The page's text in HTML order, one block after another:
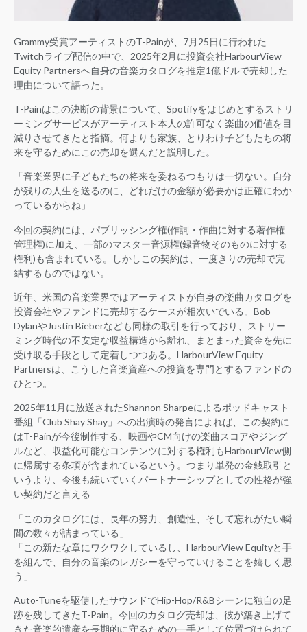
Grammy受賞アーティストのT-Painが、7月25日に行われた
Twitchライブ配信の中で、2025年2月に投資会社HarbourView
Equity Partnersへ自身の音楽カタログを推定1億ドルで売却した
理由について語った。
T-Painはこの決断の背景について、Spotifyをはじめとするストリ
ーミングサービスがアーティスト本人の許可なく楽曲の価値を目
減りさせてきたと指摘。何よりも家族、とりわけ子どもたちの将
来を守るためにこの売却を選んだと説明した。
「音楽業界に子どもたちの将来を委ねるつもりは一切ない。自分
が残りの人生を送るのに、どれだけの金額が必要かは正確にわか
っているからね」
今回の契約には、パブリッシング権(作詞・作曲に対する著作権
管理権)に加え、一部のマスター音源権(録音物そのものに対する
権利)も含まれている。しかしこの契約は、一度きりの売却で完
結するものではない。
近年、米国の音楽業界ではアーティストが自身の楽曲カタログを
投資会社やファンドに売却するケースが相次いでいる。Bob
DylanやJustin Bieberなども同様の取引を行っており、ストリー
ミング時代の不安定な収益構造から離れ、まとまった資金を先に
受け取る手段として定着しつつある。HarbourView Equity
Partnersは、こうした音楽資産への投資を専門とするファンドの
ひとつ。
2025年11月に放送されたShannon Sharpeによるポッドキャスト
番組「Club Shay Shay」への出演時の発言によれば、この契約に
はT-Painが今後制作する、映画やCM向けの楽曲スコアやジング
ルなど、収益化可能なコンテンツに対する権利もHarbourView側
に帰属する条項が含まれているという。つまり単発の金銭取引と
いうより、今後も続いていくパートナーシップとしての性格が強
い契約だと言える
「このカタログには、長年の努力、創造性、そして忘れがたい瞬
間の数々が詰まっている」
「この新たな章にワクワクしているし、HarbourView Equityと手
を組んで、自分の音楽のレガシーを守っていけることを嬉しく思
う」
Auto-Tuneを駆使したサウンドでHip-Hop/R&Bシーンに独自の足
跡を残してきたT-Pain。今回のカタログ売却は、彼が築き上げて
きた音楽的遺産を長期的に守るための一手として位置づけられて